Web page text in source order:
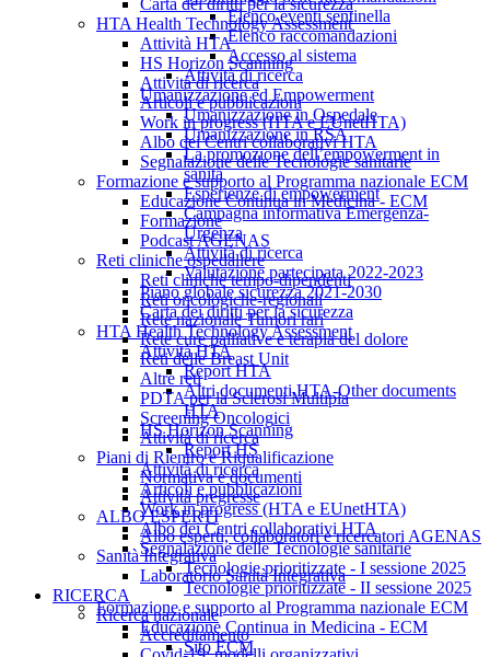
HTA Health Technology Assessment
Attività HTA
HS Horizon Scanning
Attività di ricerca
Articoli e pubblicazioni
Work in progress (HTA e EUnetHTA)
Albo dei Centri collaborativi HTA
Segnalazione delle Tecnologie sanitarie
Formazione e supporto al Programma nazionale ECM
Educazione Continua in Medicina - ECM
Formazione
Podcast AGENAS
Reti cliniche ospedaliere
Reti cliniche tempo-dipendenti
Reti oncologiche-regionali
Rete nazionale Tumori rari
Rete cure palliative e terapia del dolore
Reti delle Breast Unit
Altre reti
PDTA per la Sclerosi Multipla
Screening Oncologici
Attività di ricerca
Piani di Rientro e Riqualificazione
Normativa e documenti
Attività pregresse
ALBO ESPERTI
Albo esperti, collaboratori e ricercatori AGENAS
Sanità Integrativa
Laboratorio Sanità Integrativa
RICERCA
Ricerca nazionale
Accreditamento
Elenco eventi sentinella
Elenco raccomandazioni
Accesso al sistema
Attività di ricerca
Umanizzazione ed Empowerment
Umanizzazione in Ospedale
Umanizzazione in RSA
La promozione dell’empowerment in
sanità
Esperienze di empowerment
Campagna informativa Emergenza-
Urgenza
Attività di ricerca
Valutazione partecipata 2022-2023
Piano globale sicurezza 2021-2030
Carta dei diritti per la sicurezza
HTA Health Technology Assessment
Attività HTA
Report HTA
Altri documenti HTA-Other documents
HTA
HS Horizon Scanning
Report HS
Attività di ricerca
Articoli e pubblicazioni
Work in progress (HTA e EUnetHTA)
Albo dei Centri collaborativi HTA
Segnalazione delle Tecnologie sanitarie
Tecnologie prioritizzate - I sessione 2025
Tecnologie prioritizzate - II sessione 2025
Formazione e supporto al Programma nazionale ECM
Educazione Continua in Medicina - ECM
Sito ECM